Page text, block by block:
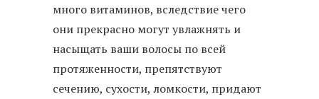
много витаминов, вследствие чего
они прекрасно могут увлажнять и
насыщать ваши волосы по всей
протяженности, препятствуют
сечению, сухости, ломкости, придают